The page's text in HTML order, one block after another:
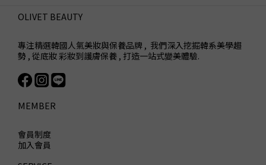
OLIVET BEAUTY
專注精選韓國人氣美妝與保養品牌 , 我們深入挖掘韓系美學趨
勢 , 從底妝 彩妝到護膚保養 , 打造一站式變美體驗.
MEMBER
會員制度
加入會員